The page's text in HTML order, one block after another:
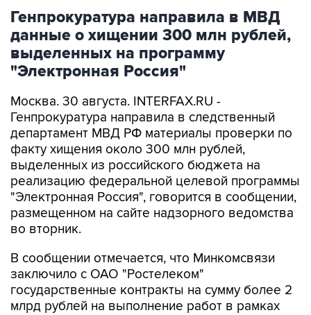
Генпрокуратура направила в МВД
данные о хищении 300 млн рублей,
выделенных на программу
"Электронная Россия"
Москва. 30 августа. INTERFAX.RU -
Генпрокуратура направила в следственный
департамент МВД РФ материалы проверки по
факту хищения около 300 млн рублей,
выделенных из российского бюджета на
реализацию федеральной целевой программы
"Электронная Россия", говорится в сообщении,
размещенном на сайте надзорного ведомства
во вторник.
В сообщении отмечается, что Минкомсвязи
заключило с ОАО "Ростелеком"
государственные контракты на сумму более 2
млрд рублей на выполнение работ в рамках